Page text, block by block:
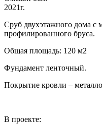
2021г.
Сруб двухэтажного дома с
профилированного бруса.
Общая площадь: 120 м2
Фундамент ленточный.
Покрытие кровли –
В проекте: